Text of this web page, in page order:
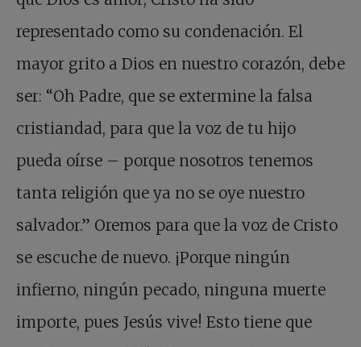
representado como su condenación. El
mayor grito a Dios en nuestro corazón, debe
ser: “Oh Padre, que se extermine la falsa
cristiandad, para que la voz de tu hijo
pueda oírse – porque nosotros tenemos
tanta religión que ya no se oye nuestro
salvador.” Oremos para que la voz de Cristo
se escuche de nuevo. ¡Porque ningún
infierno, ningún pecado, ninguna muerte
importe, pues Jesús vive! Esto tiene que